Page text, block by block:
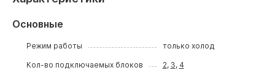
Основные
Режим работы только холод
Кол-во подключаемых блоков 2, 3, 4